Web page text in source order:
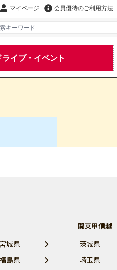
マイページ 会員優待のご利用方法
ライブ・イベント
宮城県
福島県
関東甲信越
茨城県
埼玉県